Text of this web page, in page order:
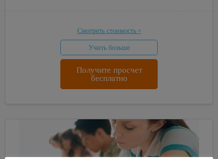
Смотреть стоимость »
Учить больше
Получите просчет
бесплатно